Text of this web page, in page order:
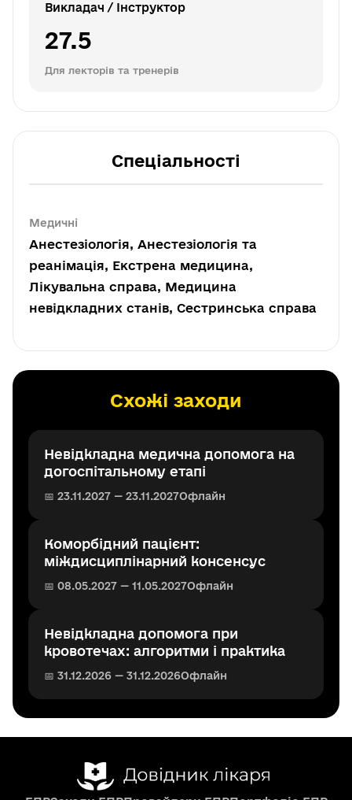
Викладач / Інструктор
27.5
Для лекторів та тренерів
Спеціальності
Медичні
Анестезіологія, Анестезіологія та
реанімація, Екстрена медицина,
Лікувальна справа, Медицина
невідкладних станів, Сестринська справа
Схожі заходи
Невідкладна медична допомога на
догоспітальному етапі
📅 23.11.2027 — 23.11.2027Офлайн
Коморбідний пацієнт:
міждисциплінарний консенсус
📅 08.05.2027 — 11.05.2027Офлайн
Невідкладна допомога при
кровотечах: алгоритми і практика
📅 31.12.2026 — 31.12.2026Офлайн